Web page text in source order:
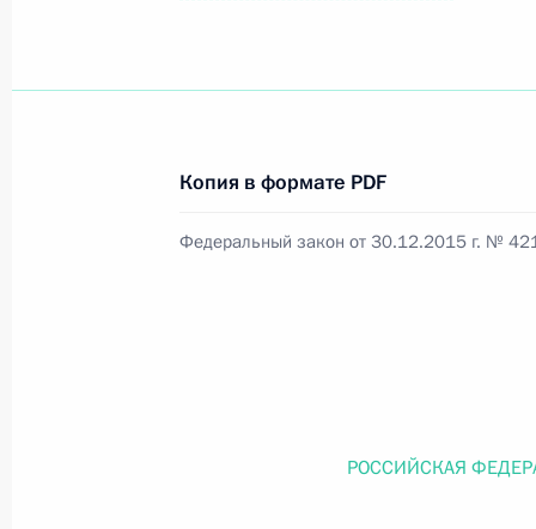
Копия в формате PDF
Федеральный закон от 30.12.2015 г. №
РОССИЙСКАЯ